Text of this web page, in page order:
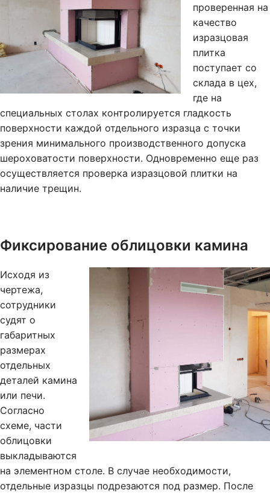
проверенная на
качество
изразцовая
плитка
поступает со
склада в цех,
где на
специальных столах контролируется гладкость
поверхности каждой отдельного изразца с точки
зрения минимального производственного допуска
шероховатости поверхности. Одновременно еще раз
осуществляется проверка изразцовой плитки на
наличие трещин.
Фиксирование облицовки камина
Исходя из
чертежа,
сотрудники
судят о
габаритных
размерах
отдельных
деталей камина
или печи.
Согласно
схеме, части
облицовки
выкладываются
на элементном столе. В случае необходимости,
отдельные изразцы подрезаются под размер. После